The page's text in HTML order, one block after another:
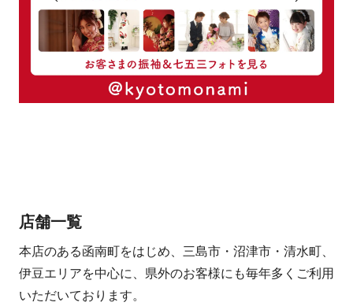
店舗一覧
本店のある函南町をはじめ、三島市・沼津市・清水町、
伊豆エリアを中心に、県外のお客様にも毎年多くご利用
いただいております。